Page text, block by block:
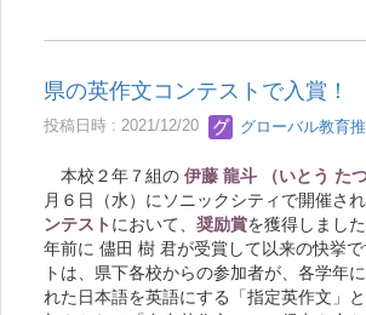
県の英作文コンテストで入賞！
投稿日時 : 2021/12/20 グローバル教育
本校２年７組の 伊藤 龍斗 （いとう た
月６日（水）にソニックシティで開催さ
ンテスト において、 奨励賞を獲得しまし
年前に 儘田 樹 君が受賞して以来の快挙
トは、県下各校からの参加者が、各学年
れた日本語を英語にする「指定英作文」